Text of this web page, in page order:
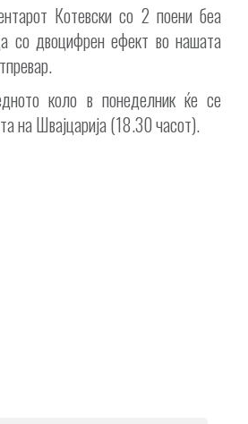
Котевски со 2 поени беа
со двоцифрен ефект во нашата
коло в понеделник ќе се
на Швајцарија (18.30 часот).